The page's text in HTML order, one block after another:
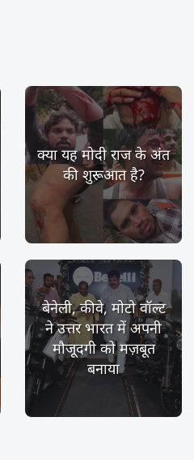
क्या यह मोदी राज के अंत
की शुरूआत है?
बेनेली, कीवे, मोटो वॉल्ट
ने उत्तर भारत में अपनी
मौजूदगी को मज़बूत
बनाया